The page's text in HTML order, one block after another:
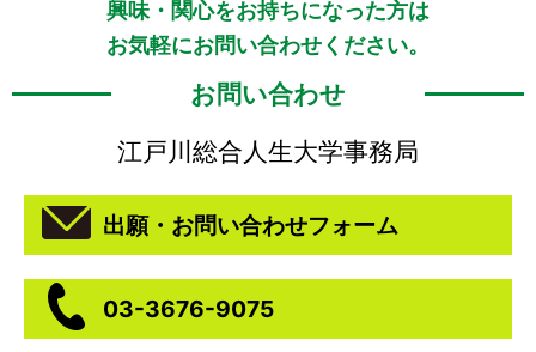
興味・関心をお持ちになった方は
お気軽にお問い合わせください。
お問い合わせ
江戸川総合人生大学事務局
出願・お問い合わせフォーム
03-3676-9075